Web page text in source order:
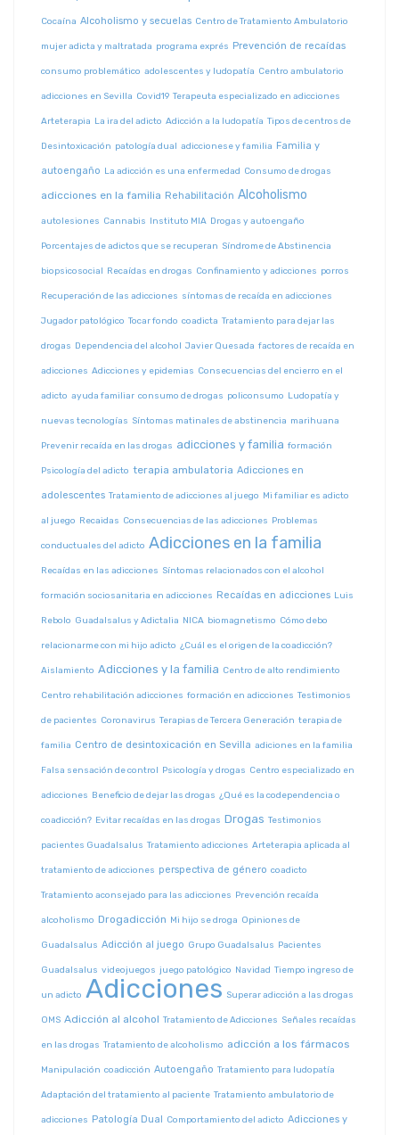
Cocaína Alcoholismo y secuelas Centro de Tratamiento Ambulatorio
mujer adicta y maltratada programa exprés Prevención de recaídas
consumo problemático adolescentes y ludopatía Centro ambulatorio
adicciones en Sevilla Covid19 Terapeuta especializado en adicciones
Arteterapia La ira del adicto Adicción a la ludopatía Tipos de centros de
Desintoxicación patología dual adiccionese y familia Familia y
autoengaño La adicción es una enfermedad Consumo de drogas
adicciones en la familia Rehabilitación Alcoholismo
autolesiones Cannabis Instituto MIA Drogas y autoengaño
Porcentajes de adictos que se recuperan Síndrome de Abstinencia
biopsicosocial Recaídas en drogas Confinamiento y adicciones porros
Recuperación de las adicciones síntomas de recaída en adicciones
Jugador patológico Tocar fondo coadicta Tratamiento para dejar las
drogas Dependencia del alcohol Javier Quesada factores de recaída en
adicciones Adicciones y epidemias Consecuencias del encierro en el
adicto ayuda familiar consumo de drogas policonsumo Ludopatía y
nuevas tecnologías Síntomas matinales de abstinencia marihuana
Prevenir recaída en las drogas adicciones y familia formación
Psicología del adicto terapia ambulatoria Adicciones en
adolescentes Tratamiento de adicciones al juego Mi familiar es adicto
al juego Recaidas Consecuencias de las adicciones Problemas
conductuales del adicto Adicciones en la familia
Recaídas en las adicciones Síntomas relacionados con el alcohol
formación sociosanitaria en adicciones Recaídas en adicciones Luis
Rebolo Guadalsalus y Adictalia NICA biomagnetismo Cómo debo
relacionarme con mi hijo adicto ¿Cuál es el origen de la coadicción?
Aislamiento Adicciones y la familia Centro de alto rendimiento
Centro rehabilitación adicciones formación en adicciones Testimonios
de pacientes Coronavirus Terapias de Tercera Generación terapia de
familia Centro de desintoxicación en Sevilla adiciones en la familia
Falsa sensación de control Psicología y drogas Centro especializado en
adicciones Beneficio de dejar las drogas ¿Qué es la codependencia o
coadicción? Evitar recaídas en las drogas Drogas Testimonios
pacientes Guadalsalus Tratamiento adicciones Arteterapia aplicada al
tratamiento de adicciones perspectiva de género coadicto
Tratamiento aconsejado para las adicciones Prevención recaída
alcoholismo Drogadicción Mi hijo se droga Opiniones de
Guadalsalus Adicción al juego Grupo Guadalsalus Pacientes
Guadalsalus videojuegos juego patológico Navidad Tiempo ingreso de
un adicto Adicciones Superar adicción a las drogas
OMS Adicción al alcohol Tratamiento de Adicciones Señales recaídas
en las drogas Tratamiento de alcoholismo adicción a los fármacos
Manipulación coadicción Autoengaño Tratamiento para ludopatía
Adaptación del tratamiento al paciente Tratamiento ambulatorio de
adicciones Patología Dual Comportamiento del adicto Adicciones y